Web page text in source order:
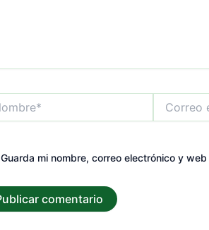
electrónico*
Guarda mi nombre, correo electrónico y